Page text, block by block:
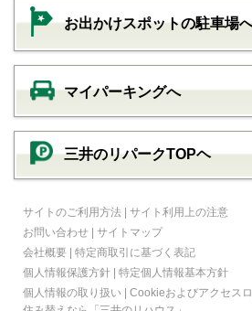
お出かけスポットの駐車場
マイパーキングへ
三井のリパークTOPヘ
サイトのご利用方法 | サイト利用上の注意
お問い合わせ | サイトマップ
会社概要 | 特定商取引に基づく表記
個人情報保護方針 | 特定個人情報基本方針
個人情報の取り扱い | Cookieおよびアクセス